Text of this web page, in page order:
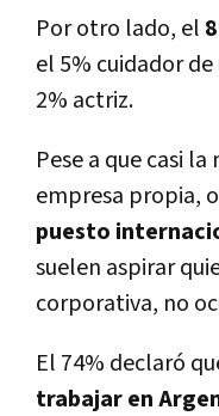
Por otro lado, el
el 5% cuidador
2% actriz.
Pese a que casi
empresa propia,
puesto
suelen aspirar
corporativa, no
El 74% declaró
trabajar en